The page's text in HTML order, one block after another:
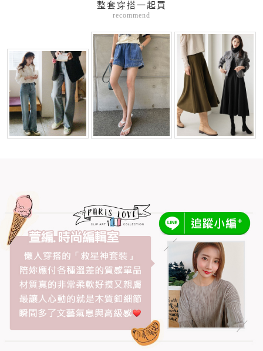
整套穿搭一起買
recommend